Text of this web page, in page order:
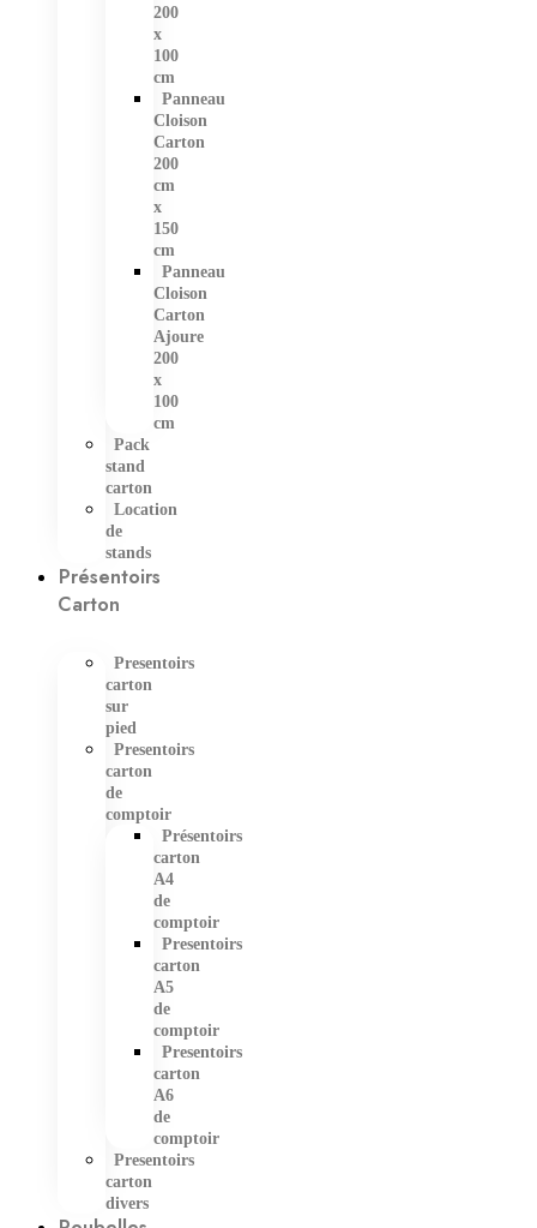
200
x
100
cm
Panneau
Cloison
Carton
200
cm
x
150
cm
Panneau
Cloison
Carton
Ajoure
200
x
100
cm
Pack
stand
carton
Location
de
stands
Présentoirs
Carton
Presentoirs
carton
sur
pied
Presentoirs
carton
de
comptoir
Présentoirs
carton
A4
de
comptoir
Presentoirs
carton
A5
de
comptoir
Presentoirs
carton
A6
de
comptoir
Presentoirs
carton
divers